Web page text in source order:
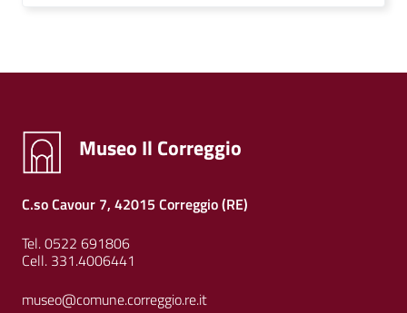
Museo Il Correggio
C.so Cavour 7, 42015 Correggio (RE)
Tel. 0522 691806
Cell. 331.4006441
museo@comune.correggio.re.it